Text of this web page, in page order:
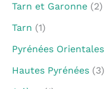
Tarn et Garonne (2)
Tarn (1)
Pyrénées Orientales
Hautes Pyrénées (3)